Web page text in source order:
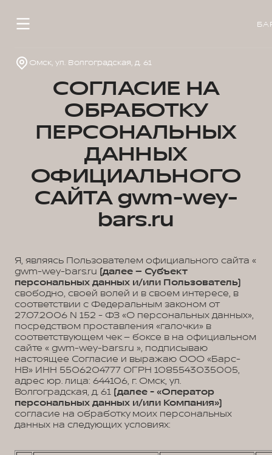
Омск, ул. Волгоградская, д. 61
СОГЛАСИЕ НА
ОБРАБОТКУ
ПЕРСОНАЛЬНЫХ
ДАННЫХ
ОФИЦИАЛЬНОГО
САЙТА gwm-wey-
bars.ru
Я, являясь Пользователем официального сайта «
gwm-wey-bars.ru (далее – Субъект
персональных данных и/или Пользователь)
свободно, своей волей и в своем интересе, в
соответствии с Федеральным законом от
27.07.2006 N 152 - ФЗ «О персональных данных»,
посредством проставления «галочки» в
соответствующем чек – боксе в на официальном
сайте « gwm-wey-bars.ru », подписываю
настоящее Согласие и выражаю ООО «Барс-
НВ» ИНН 5506204777 ОГРН 1085543035005,
адрес юр. лица: 644106, г. Омск, ул.
Волгоградская, д. 61 (далее - «Оператор
персональных данных и/или Компания»)
согласие на обработку моих персональных
данных на следующих условиях: